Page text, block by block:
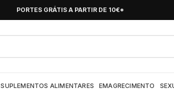
PORTES GRÁTIS A PARTIR DE 10€*
SUPLEMENTOS ALIMENTARES EMAGRECIMENTO